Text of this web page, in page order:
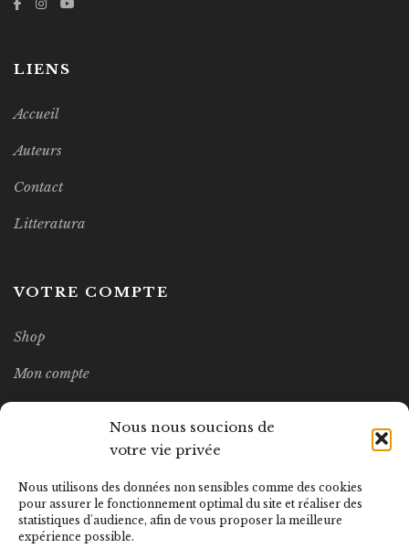
Nous nous soucions de
votre vie privée
Nous utilisons des données non sensibles comme des cookies
pour assurer le fonctionnement optimal du site et réaliser des
statistiques d'audience, afin de vous proposer la meilleure
expérience possible.
LIENS
Accueil
Auteurs
Contact
Litteratura
VOTRE COMPTE
Shop
Mon compte
MEILLEURES VENTES
LITTERATURA Nº14